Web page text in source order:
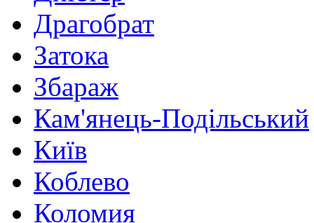
Драгобрат
Затока
Збараж
Кам'янець-Подільський
Київ
Коблево
Коломия